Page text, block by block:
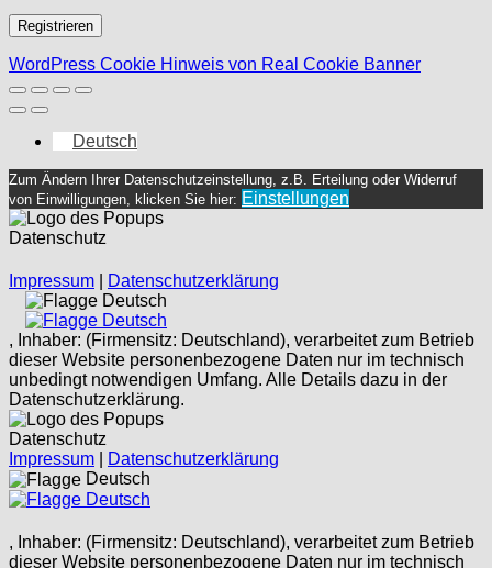
Registrieren
WordPress Cookie Hinweis von Real Cookie Banner
Deutsch
Zum Ändern Ihrer Datenschutzeinstellung, z.B. Erteilung oder Widerruf
von Einwilligungen, klicken Sie hier: Einstellungen
Datenschutz
Impressum
Datenschutzerklärung
Deutsch
Deutsch
, Inhaber: (Firmensitz: Deutschland), verarbeitet zum Betrieb
dieser Website personenbezogene Daten nur im technisch
unbedingt notwendigen Umfang. Alle Details dazu in der
Datenschutzerklärung.
Datenschutz
Impressum
Datenschutzerklärung
Deutsch
Deutsch
, Inhaber: (Firmensitz: Deutschland), verarbeitet zum Betrieb
dieser Website personenbezogene Daten nur im technisch